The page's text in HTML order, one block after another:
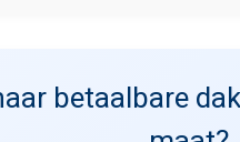
betaalbare